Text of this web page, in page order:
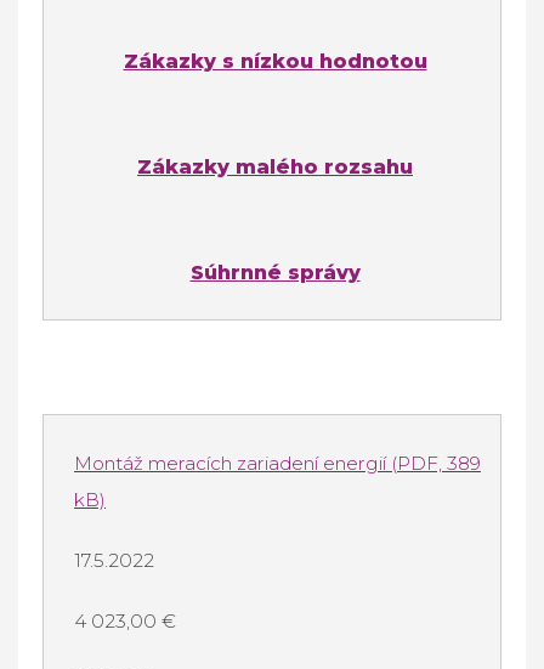
Zákazky s nízkou hodnotou
Zákazky malého rozsahu
Súhrnné správy
Montáž meracích zariadení energií (PDF, 389
kB)
17.5.2022
4 023,00 €